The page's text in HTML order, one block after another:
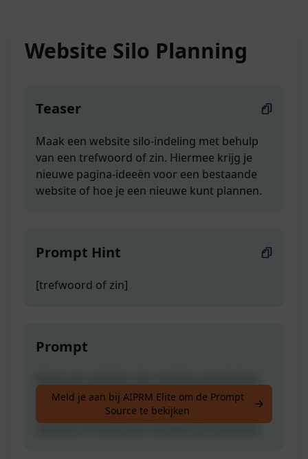
Website Silo Planning
Teaser
Maak een website silo-indeling met behulp
van een trefwoord of zin. Hiermee krijg je
nieuwe pagina-ideeën voor een bestaande
website of hoe je een nieuwe kunt plannen.
Prompt Hint
[trefwoord of zin]
Prompt
van een trefwoord of zin. Hiermee krijg je
nieuwe pagina-ideeën voor een bestaande
Meld je aan bij AIPRM Elite om de Prompt
Source te bekijken